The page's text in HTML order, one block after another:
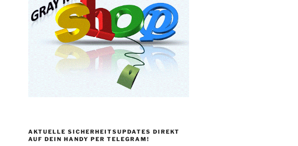
AKTUELLE SICHERHEITSUPDATES DIREKT
AUF DEIN HANDY PER TELEGRAM!